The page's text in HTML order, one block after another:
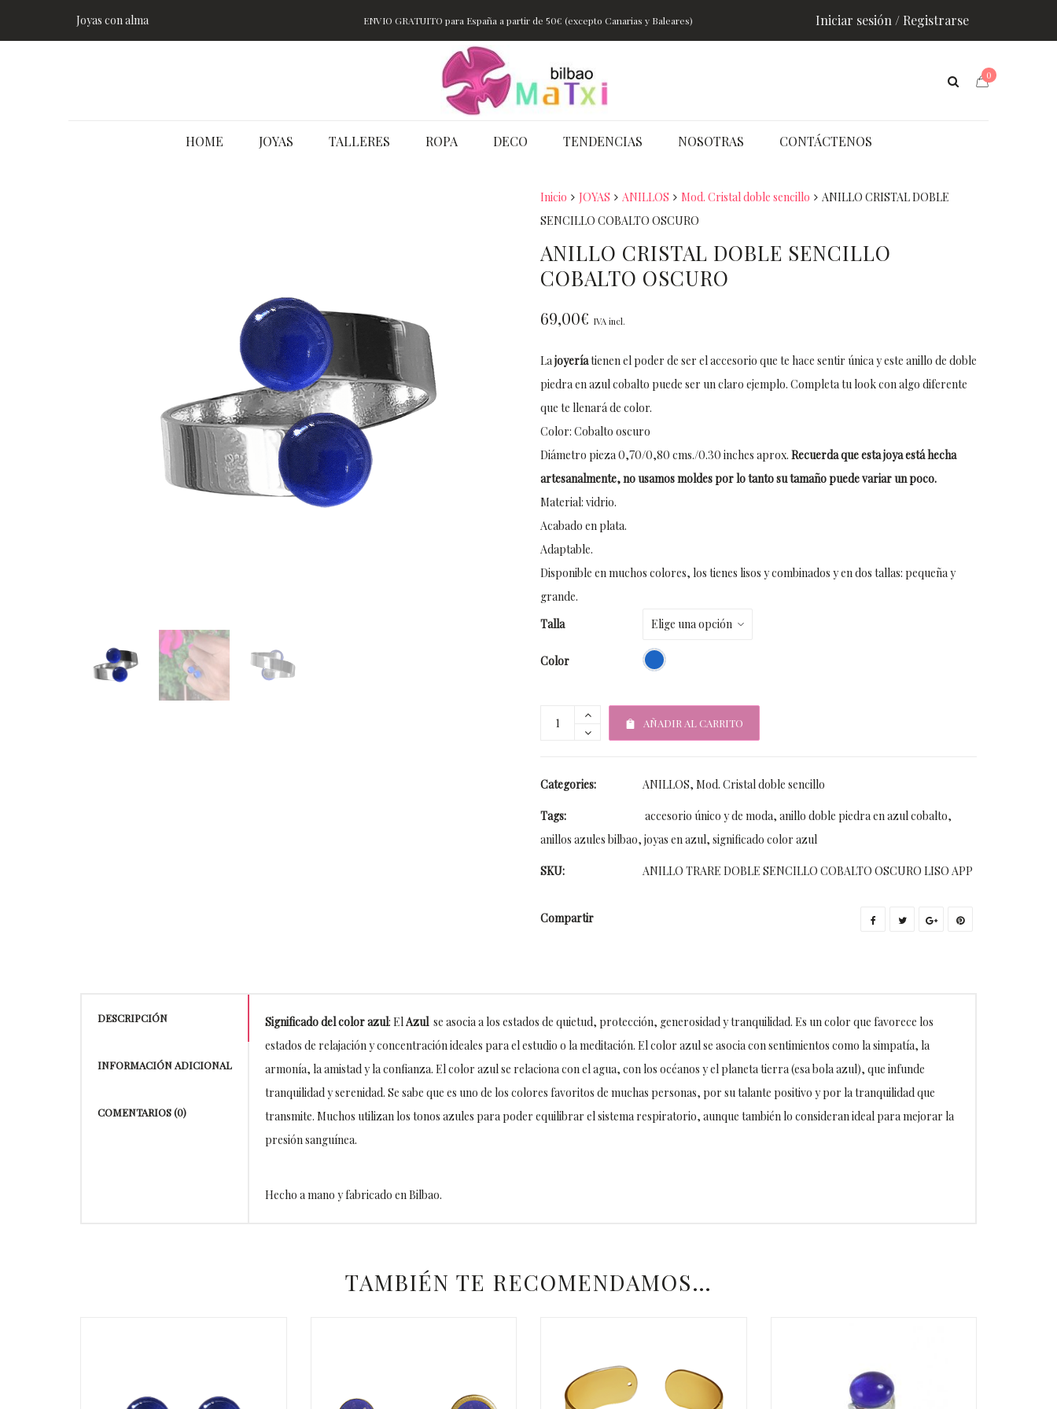
Joyas con alma ENVIO GRATUITO para España a partir de 50€ (excepto Canarias y Baleares) Iniciar sesión / Registrarse
0
HOME JOYAS TALLERES ROPA DECO TENDENCIAS NOSOTRAS CONTÁCTENOS
Inicio JOYAS ANILLOS Mod. Cristal doble sencillo
ANILLO CRISTAL DOBLE
SENCILLO COBALTO OSCURO
ANILLO CRISTAL DOBLE SENCILLO
COBALTO OSCURO
69,00€ IVA incl.
Lajoyeríatienen el poder de ser el accesorio que te hace sentir única y este anillo de doble
piedra en azul cobalto puede ser un claro ejemplo. Completa tu look con algo diferente
que te llenará de color.
Color: Cobalto oscuro
Diámetro pieza 0,70/0,80 cms./0.30 inches aprox. Recuerda que esta joya está hecha
artesanalmente, no usamos moldes por lo tanto su tamaño puede variar un poco.
Material: vidrio.
Acabado en plata.
Adaptable.
Disponible en muchos colores, los tienes lisos y combinados y en dos tallas: pequeña y
grande.
Talla
Color
AÑADIR AL CARRITO
Categories: ANILLOS, Mod. Cristal doble sencillo
Tags: accesorio único y de moda, anillo doble piedra en azul cobalto,
anillos azules bilbao, joyas en azul, significado color azul
SKU: ANILLO TRARE DOBLE SENCILLO COBALTO OSCURO LISO APP
Compartir
DESCRIPCIÓN
INFORMACIÓN ADICIONAL
COMENTARIOS (0)
Significado del color azul: ElAzul se asocia a los estados de quietud, protección, generosidad y tranquilidad. Es un color que favorece los
estados de relajación y concentración ideales para el estudio o la meditación. El color azul se asocia con sentimientos como la simpatía, la
armonía, la amistad y la confianza. El color azul se relaciona con el agua, con los océanos y el planeta tierra (esa bola azul), que infunde
tranquilidad y serenidad. Se sabe que es uno de los colores favoritos de muchas personas, por su talante positivo y por la tranquilidad que
transmite. Muchos utilizan los tonos azules para poder equilibrar el sistema respiratorio, aunque también lo consideran ideal para mejorar la
presión sanguínea.
Hecho a mano y fabricado en Bilbao.
TAMBIÉN TE RECOMENDAMOS…